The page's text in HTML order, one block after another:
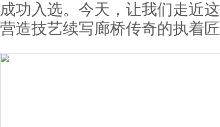
成功入选。今天，让我们走近
营造技艺续写廊桥传奇的执着